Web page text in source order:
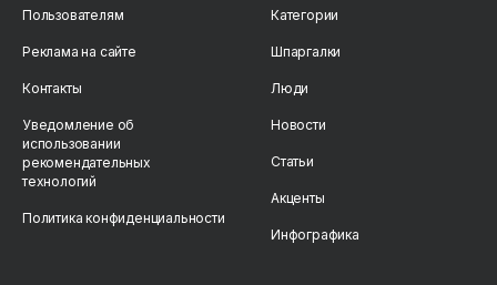
Пользователям
Реклама на сайте
Контакты
Уведомление об
использовании
рекомендательных
технологий
Политика конфиденциальности
Категории
Шпаргалки
Люди
Новости
Статьи
Акценты
Инфографика